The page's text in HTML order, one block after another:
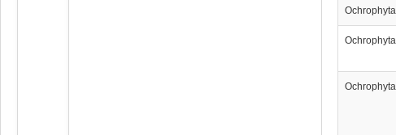
Ochrophyta
Ochrophyta
Ochrophyta